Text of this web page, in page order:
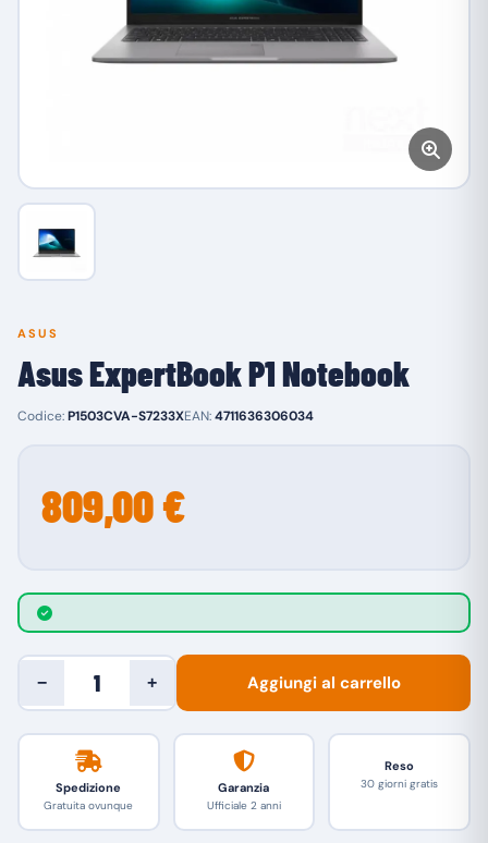
ASUS
Asus ExpertBook P1 Notebook
Codice:P1503CVA-S7233XEAN:4711636306034
809,00 €
− + Aggiungi al carrello
Spedizione
Gratuita ovunque
Garanzia
Ufficiale 2 anni
Reso
30 giorni gratis